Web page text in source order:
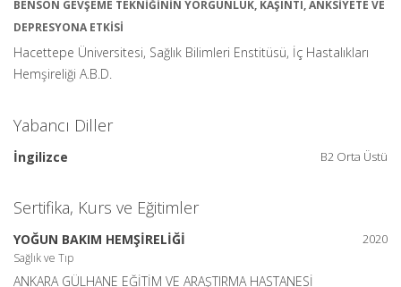
BENSON GEVŞEME TEKNİĞİNİN YORGUNLUK, KAŞINTI, ANKSİYETE VE
DEPRESYONA ETKİSİ
Hacettepe Üniversitesi, Sağlık Bilimleri Enstitüsü, İç Hastalıkları
Hemşireliği A.B.D.
Yabancı Diller
B2 Orta Üstü
İngilizce
Sertifika, Kurs ve Eğitimler
2020
YOĞUN BAKIM HEMŞİRELİĞİ
Sağlık ve Tıp
ANKARA GÜLHANE EĞİTİM VE ARAŞTIRMA HASTANESİ